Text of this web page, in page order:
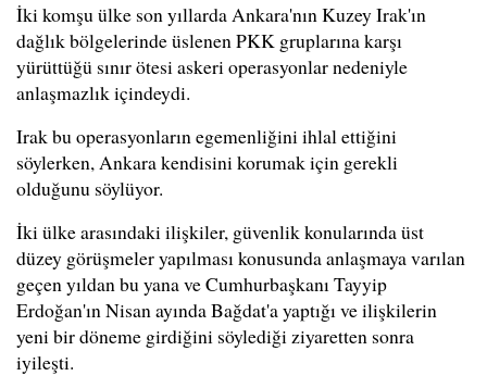
İki komşu ülke son yıllarda Ankara'nın Kuzey Irak'ın
dağlık bölgelerinde üslenen PKK gruplarına karşı
yürüttüğü sınır ötesi askeri operasyonlar nedeniyle
anlaşmazlık içindeydi.
Irak bu operasyonların egemenliğini ihlal ettiğini
söylerken, Ankara kendisini korumak için gerekli
olduğunu söylüyor.
İki ülke arasındaki ilişkiler, güvenlik konularında üst
düzey görüşmeler yapılması konusunda anlaşmaya varılan
geçen yıldan bu yana ve Cumhurbaşkanı Tayyip
Erdoğan'ın Nisan ayında Bağdat'a yaptığı ve ilişkilerin
yeni bir döneme girdiğini söylediği ziyaretten sonra
iyileşti.